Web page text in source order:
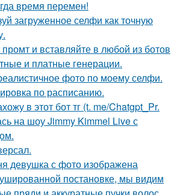
время перемен!
загруженное селфи как точную
промт и вставляйте в любой из ботов
и платные генерации.
фото по моему селфи.
по расписанию.
в этот бот тг (t. me/Chatgpt_Pr.
на шоу Jimmy Kimmel Live с
девушка с фото изображена
постановке, мы видим